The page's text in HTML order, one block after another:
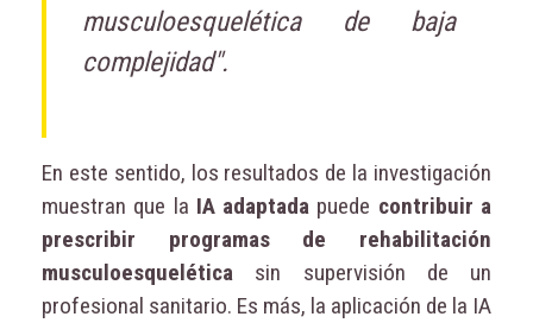
musculoesquelética de baja
complejidad".
En este sentido, los resultados de la investigación
muestran que la IA adaptada puede contribuir a
prescribir programas de rehabilitación
musculoesquelética sin supervisión de un
profesional sanitario. Es más, la aplicación de la IA